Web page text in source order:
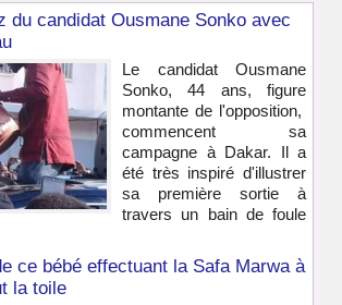
du candidat Ousmane Sonko avec
Le candidat Ousmane
Sonko, 44 ans, figure
montante de l'opposition,
commencent sa
campagne à Dakar. Il a
été très inspiré d'illustrer
sa première sortie à
travers un bain de foule
ce bébé effectuant la Safa Marwa à
la toile